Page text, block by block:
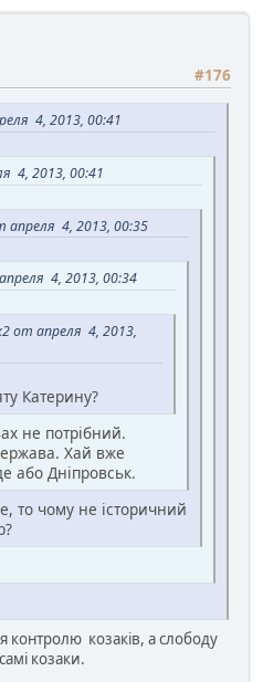
#176
4, 2013, 00:41
4, 2013, 00:41
4, 2013, 00:35
4, 2013, 00:34
от апреля 4, 2013,
Катерину?
не потрібний.
Хай вже
або Дніпровськ.
то чому не історичний
контролю козаків, а слободу
козаки.